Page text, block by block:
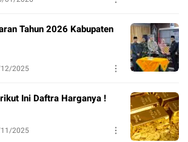
Tahun 2026 Kabupaten
2025
Ini Daftra Harganya !
2025